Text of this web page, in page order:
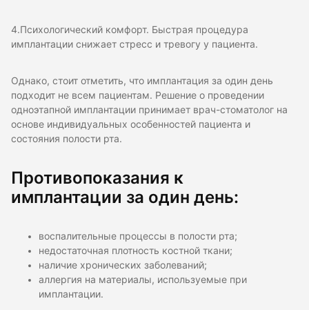
4.Психологический комфорт. Быстрая процедура
имплантации снижает стресс и тревогу у пациента.
Однако, стоит отметить, что имплантация за один день
подходит не всем пациентам. Решение о проведении
одноэтапной имплантации принимает врач-стоматолог на
основе индивидуальных особенностей пациента и
состояния полости рта.
Противопоказания к
имплантации за один день:
воспалительные процессы в полости рта;
недостаточная плотность костной ткани;
наличие хронических заболеваний;
аллергия на материалы, используемые при
имплантации.